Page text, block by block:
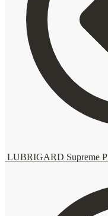
LUBRIGARD Supreme